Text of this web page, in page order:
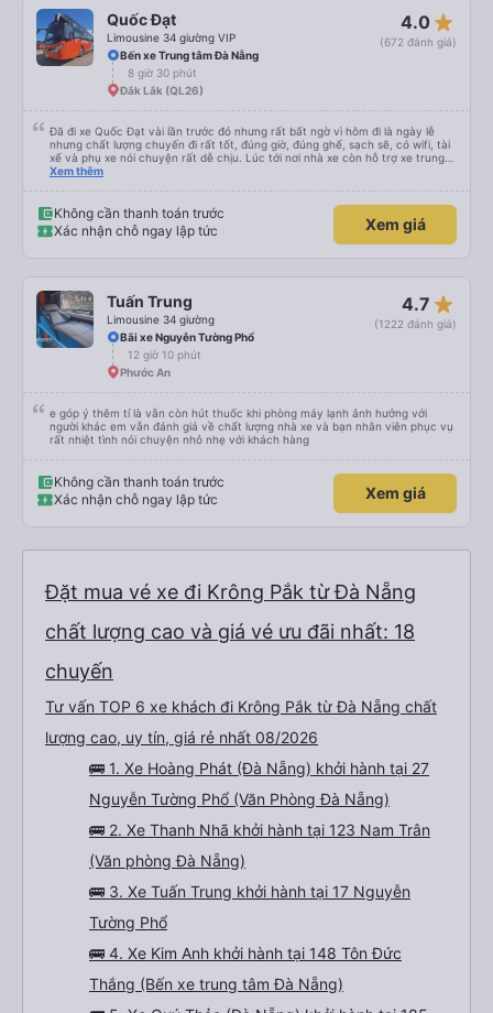
뭐 전 새우자세가 편해서 불만은 없었습니다 : )
Quốc Đạt
Limousine 34 giường VIP
4.0 star_rate
(672 đánh giá)
Bến xe Trung tâm Đà Nẵng
8 giờ 30 phút
Đắk Lắk (QL26)
Đã đi xe Quốc Đạt vài lần trước đó nhưng rất bất ngờ vì hôm đi là ngày lễ
nhưng chất lượng chuyến đi rất tốt, đúng giờ, đúng ghế, sạch sẽ, có wifi, tài
xế và phụ xe nói chuyện rất dễ chịu. Lúc tới nơi nhà xe còn hỗ trợ xe trung
chuyển tới tận nhà. 10đ cho nhà xe, hy vọng nhà xe duy trì được chất lượng
Xem thêm
Không cần thanh toán trước
Xác nhận chỗ ngay lập tức
Xem giá
Tuấn Trung
Limousine 34 giường
4.7 star_rate
(1222 đánh giá)
Bãi xe Nguyễn Tường Phổ
12 giờ 10 phút
Phước An
e góp ý thêm tí là vẫn còn hút thuốc khi phòng máy lạnh ảnh hưởng với
người khác em vẫn đánh giá về chất lượng nhà xe và bạn nhân viên phục vụ
rất nhiệt tình nói chuyện nhỏ nhẹ với khách hàng
Không cần thanh toán trước
Xác nhận chỗ ngay lập tức
Xem giá
Đặt mua vé xe đi Krông Pắk từ Đà Nẵng
chất lượng cao và giá vé ưu đãi nhất: 18
chuyến
Tư vấn TOP 6 xe khách đi Krông Pắk từ Đà Nẵng chất
lượng cao, uy tín, giá rẻ nhất 08/2026
🚌 1. Xe Hoàng Phát (Đà Nẵng) khởi hành tại 27
Nguyễn Tường Phổ (Văn Phòng Đà Nẵng)
🚌 2. Xe Thanh Nhã khởi hành tại 123 Nam Trân
(Văn phòng Đà Nẵng)
🚌 3. Xe Tuấn Trung khởi hành tại 17 Nguyễn
Tường Phổ
🚌 4. Xe Kim Anh khởi hành tại 148 Tôn Đức
Thắng (Bến xe trung tâm Đà Nẵng)